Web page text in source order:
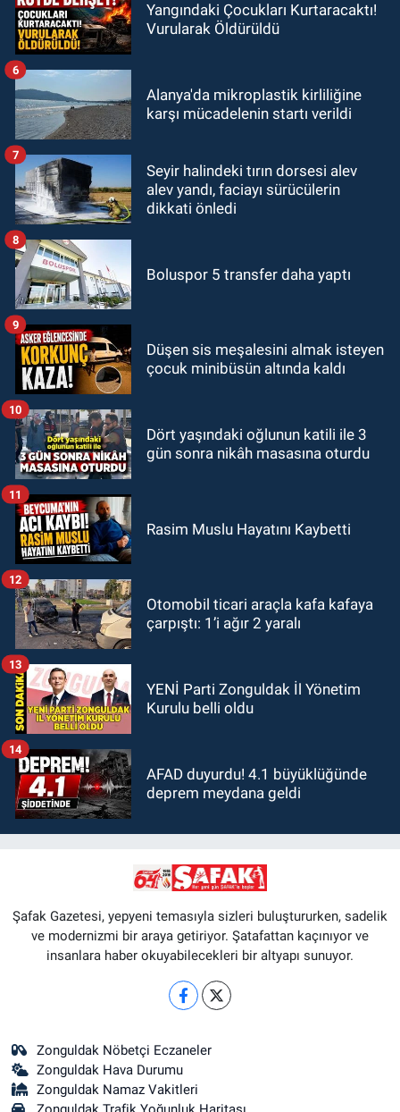
Yangındaki Çocukları Kurtaracaktı!
Vurularak Öldürüldü
Alanya'da mikroplastik kirliliğine
karşı mücadelenin startı verildi
6
Seyir halindeki tırın dorsesi alev
alev yandı, faciayı sürücülerin
dikkati önledi
7
Boluspor 5 transfer daha yaptı
8
Düşen sis meşalesini almak isteyen
çocuk minibüsün altında kaldı
9
Dört yaşındaki oğlunun katili ile 3
gün sonra nikâh masasına oturdu
10
Rasim Muslu Hayatını Kaybetti
11
Otomobil ticari araçla kafa kafaya
çarpıştı: 1’i ağır 2 yaralı
12
YENİ Parti Zonguldak İl Yönetim
Kurulu belli oldu
13
AFAD duyurdu! 4.1 büyüklüğünde
deprem meydana geldi
14
Şafak Gazetesi, yepyeni temasıyla sizleri buluştururken, sadelik
ve modernizmi bir araya getiriyor. Şatafattan kaçınıyor ve
insanlara haber okuyabilecekleri bir altyapı sunuyor.
Zonguldak Nöbetçi Eczaneler
Zonguldak Hava Durumu
Zonguldak Namaz Vakitleri